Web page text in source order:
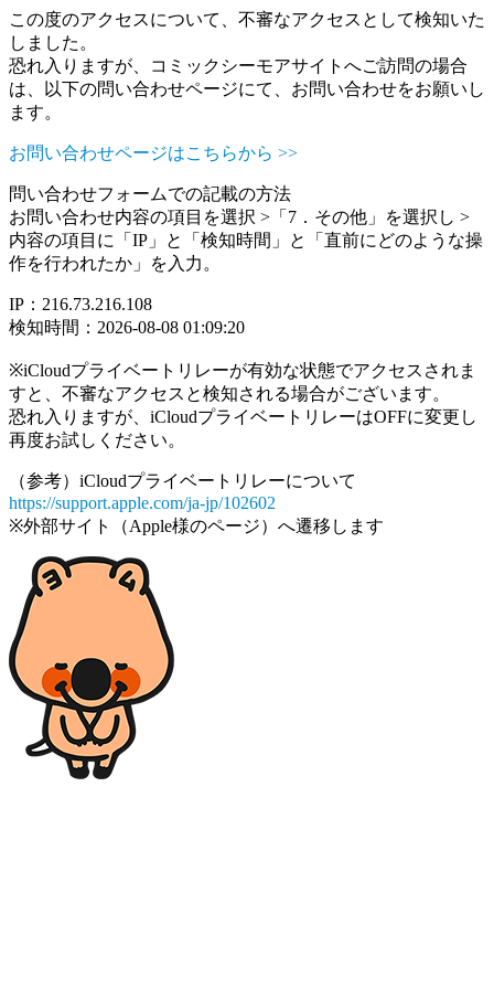
この度のアクセスについて、不審なアクセスとして検知いた
しました。
恐れ入りますが、コミックシーモアサイトへご訪問の場合
は、以下の問い合わせページにて、お問い合わせをお願いし
ます。
お問い合わせページはこちらから >>
問い合わせフォームでの記載の方法
お問い合わせ内容の項目を選択 >「7．その他」を選択し >
内容の項目に「IP」と「検知時間」と「直前にどのような操
作を行われたか」を入力。
IP：216.73.216.108
検知時間：2026-08-08 01:09:20
※iCloudプライベートリレーが有効な状態でアクセスされま
すと、不審なアクセスと検知される場合がございます。
恐れ入りますが、iCloudプライベートリレーはOFFに変更し
再度お試しください。
（参考）iCloudプライベートリレーについて
https://support.apple.com/ja-jp/102602
※外部サイト（Apple様のページ）へ遷移します